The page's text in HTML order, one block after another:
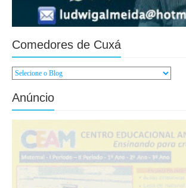
Comedores de Cuxá
Anúncio